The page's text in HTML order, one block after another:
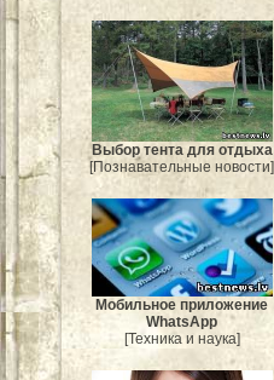
Выбор тента для отдыха
[Познавательные новости]
Мобильное приложение
WhatsApp
[Техника и наука]